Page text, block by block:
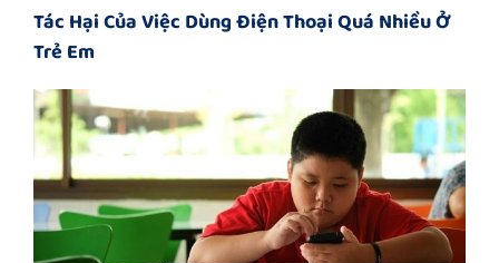
Tác Hại Của Việc Dùng Điện Thoại Quá Nhiều Ở
Trẻ Em